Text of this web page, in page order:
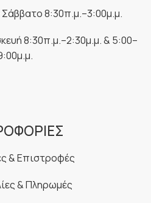
8:30π.μ.–3:00μ.μ.
8:30π.μ.–2:30μ.μ. & 5:00–
& Επιστροφές
& Πληρωμές